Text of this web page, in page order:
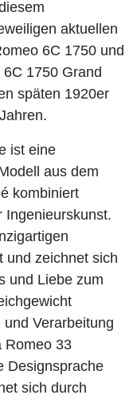
aktuellen
6C 1750 und
1750 Grand
späten 1920er
ist eine
aus dem
kombiniert
Ingenieurskunst.
und zeichnet sich
und Liebe zum
Verarbeitung
Romeo 33
Designsprache
sich durch